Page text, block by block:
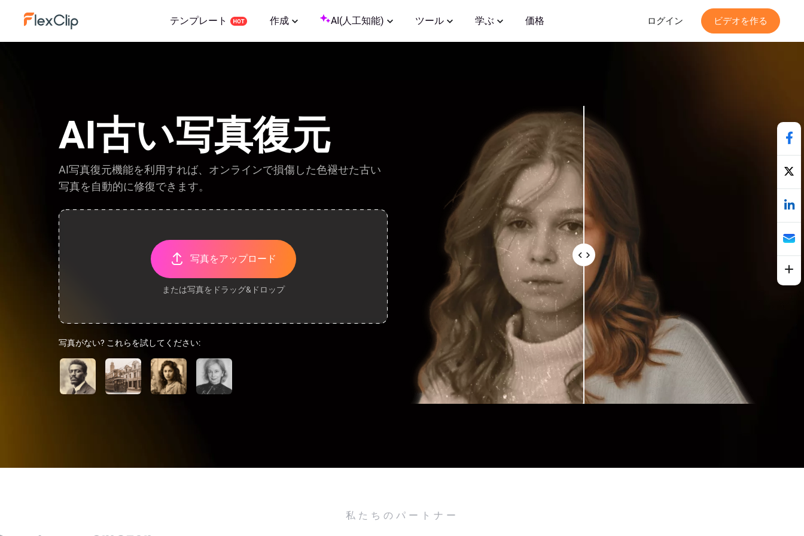
テンプレート 作成 AI(人工知能) ツール 学ぶ 価格 ログイン ビデオを作る
AI古い写真復元
AI写真復元機能を利用すれば、オンラインで損傷した色褪せた古い
写真を自動的に修復できます。
写真をアップロード
または写真をドラッグ&ドロップ
写真がない? これらを試してください:
私たちのパートナー